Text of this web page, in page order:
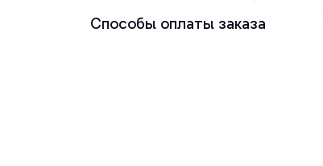
Способы оплаты заказа